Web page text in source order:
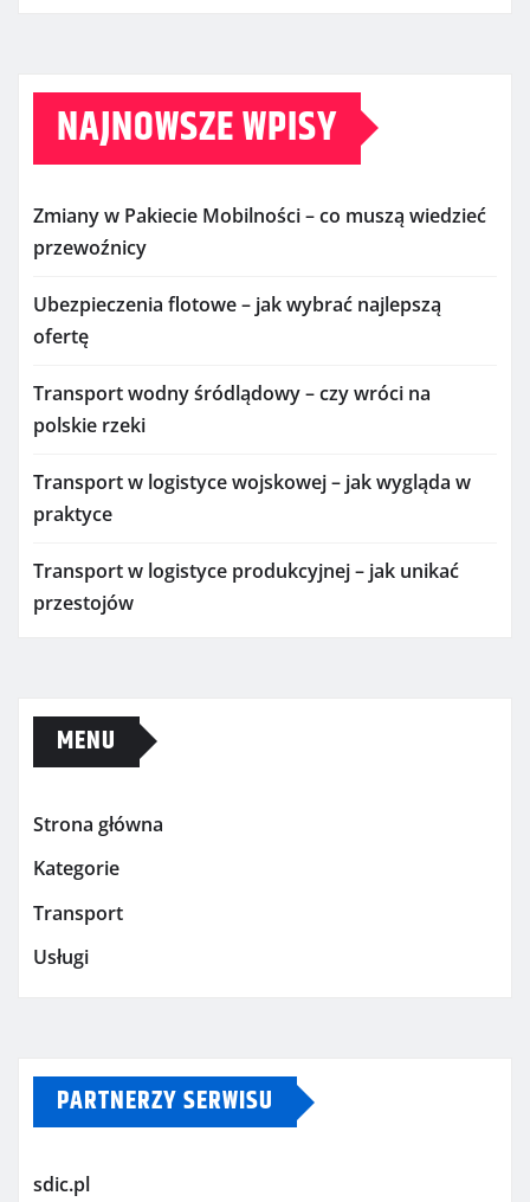
NAJNOWSZE WPISY
Zmiany w Pakiecie Mobilności – co muszą wiedzieć
przewoźnicy
Ubezpieczenia flotowe – jak wybrać najlepszą
ofertę
Transport wodny śródlądowy – czy wróci na
polskie rzeki
Transport w logistyce wojskowej – jak wygląda w
praktyce
Transport w logistyce produkcyjnej – jak unikać
przestojów
MENU
Strona główna
Kategorie
Transport
Usługi
PARTNERZY SERWISU
sdic.pl